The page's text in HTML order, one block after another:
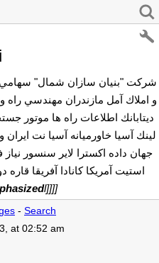
و املاك آمل مازندران مهندسي
ديتابانك اطلاعات راه ها موتور
لينك آسيا خاورميانه آسيا نت
جهان داده اكسترا لاير سنسور
استيت آمريكا كانادا آفريقا
l]]]]
- Search
at 02:52 am